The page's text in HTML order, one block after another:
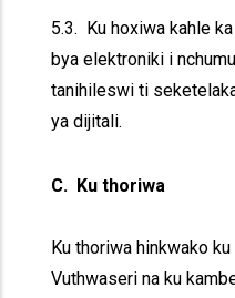
5.3. Ku hoxiwa kahle
bya elektroniki i
tanihileswi ti
ya dijitali.
C. Ku thoriwa
Ku thoriwa hinkwako
Vuthwaseri na ku